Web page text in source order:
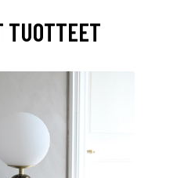
TUOTTEET